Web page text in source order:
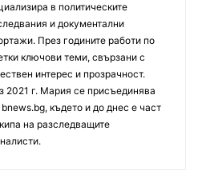
в политическите
и документални
През годините работи по
ключови теми, свързани с
интерес и прозрачност.
2021 г. Мария се присъединява
където и до днес е част
на разследващите